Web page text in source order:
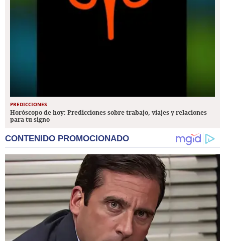
PREDICCIONES
Horóscopo de hoy: Predicciones sobre trabajo, viajes y relaciones
para tu signo
CONTENIDO PROMOCIONADO